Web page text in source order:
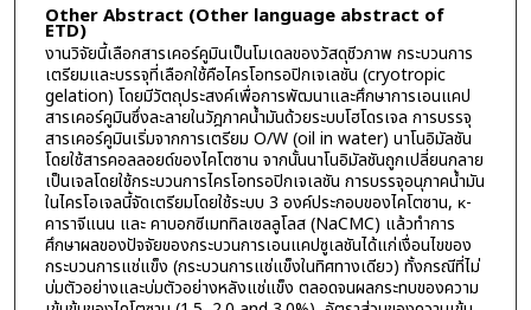
Other Abstract (Other language abstract of
ETD)
งานวิจัยนี้เลือกสารเคอร์คูมินเป็นโมเดลของวัสดุชีวภาพ กระบวนการ
เตรียมและบรรจุที่เลือกใช้คือไครโอทรอปิกเจเลชัน (cryotropic
gelation) โดยมีวัตถุประสงค์เพื่อการพัฒนาและศึกษาการเอนแคป
สารเคอร์คูมินซึ่งละลายในวัฎภาคน้ำมันด้วยระบบโฮโดรเจล การบรรจุ
สารเคอร์คูมินเริ่มจากการเตรียม O/W (oil in water) นาโนอิมัลชัน
โดยใช้สารคอลลอยด์ของไคโตซาน จากนั้นนาโนอิมัลชันถูกเปลี่ยนกลาย
เป็นเจลโดยใช้กระบวนการไครโอทรอปิกเจเลชัน การบรรจุอนุภาคน้ำมัน
ในไครโอเจลนี้จัดเตรียมโดยใช้ระบบ 3 องค์ประกอบของไคโตซาน, κ-
คาราจีแนน และ คาบอกซีเมททิลเซลลูโลส (NaCMC) แล้วทำการ
ศึกษาผลของปัจจัยของกระบวนการเอนแคปซูเลชันได้แก่เงื่อนไขของ
กระบวนการแช่แข็ง (กระบวนการแช่แข็งในทิศทางเดียว) ทั้งกรณีที่ไม่
บ่มตัวอย่างและบ่มตัวอย่างหลังแช่แข็ง ตลอดจนผลกระทบของความ